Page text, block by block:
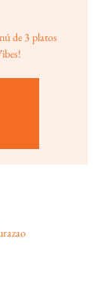
de 3 platos